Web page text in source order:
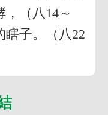
（八14～
瞎子。（八22